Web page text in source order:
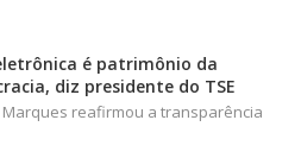
é patrimônio da
diz presidente do TSE
Marques reafirmou a transparência